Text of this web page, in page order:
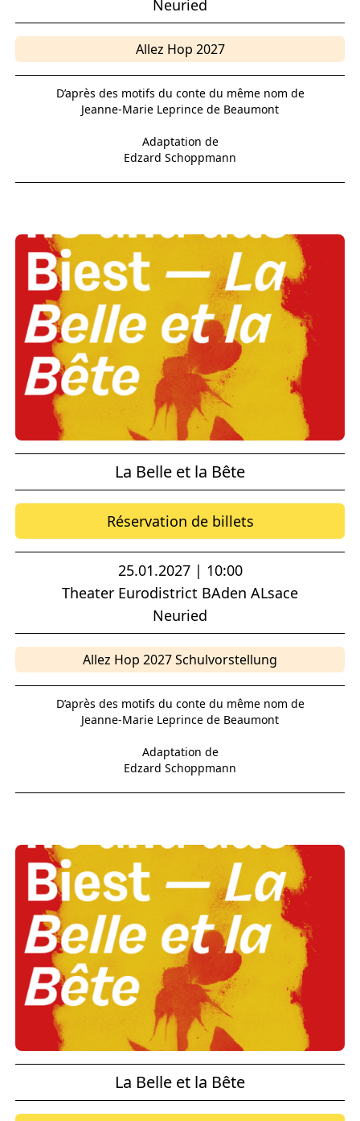
Neuried
Allez Hop 2027
D’après des motifs du conte du même nom de
Jeanne-Marie Leprince de Beaumont
Adaptation de
Edzard Schoppmann
La Belle et la Bête
Réservation de billets
25.01.2027 | 10:00
Theater Eurodistrict BAden ALsace
Neuried
Allez Hop 2027 Schulvorstellung
D’après des motifs du conte du même nom de
Jeanne-Marie Leprince de Beaumont
Adaptation de
Edzard Schoppmann
La Belle et la Bête